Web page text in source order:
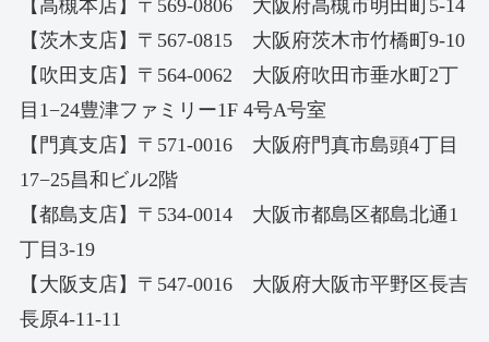
【高槻本店】〒569-0806 大阪府高槻市明田町5-14
【茨木支店】〒567-0815 大阪府茨木市竹橋町9-10
【吹田支店】〒564-0062 大阪府吹田市垂水町2丁
目1−24豊津ファミリー1F 4号A号室
【門真支店】〒571-0016 大阪府門真市島頭4丁目
17−25昌和ビル2階
【都島支店】〒534-0014 大阪市都島区都島北通1
丁目3-19
【大阪支店】〒547-0016 大阪府大阪市平野区長吉
長原4-11-11